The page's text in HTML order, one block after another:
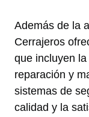
Además de la
Cerrajeros
que incluyen
reparación y
sistemas de
calidad y la